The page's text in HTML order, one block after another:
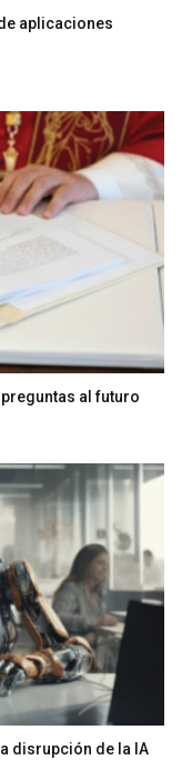
aplicaciones
al futuro
disrupción de la IA